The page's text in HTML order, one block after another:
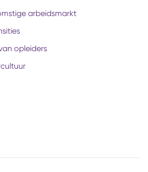
arbeidsmarkt
opleiders